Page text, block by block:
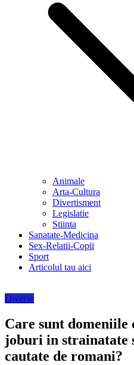
Animale
Arta-Cultura
Divertisment
Legislatie
Stiinta
Sanatate-Medicina
Sex-Relatii-Copii
Sport
Articolul tau aici
Diverse
Care sunt domeniile
joburi in strainatate
cautate de romani?